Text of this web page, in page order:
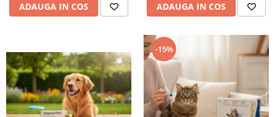
ADAUGA IN COS ADAUGA IN COS
-15%